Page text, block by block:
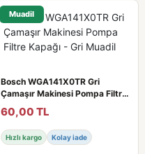
Muadil
Bosch WGA141X0TR Gri
Çamaşır Makinesi Pompa Filtre
60,00 TL
Hızlı kargo Kolay iade